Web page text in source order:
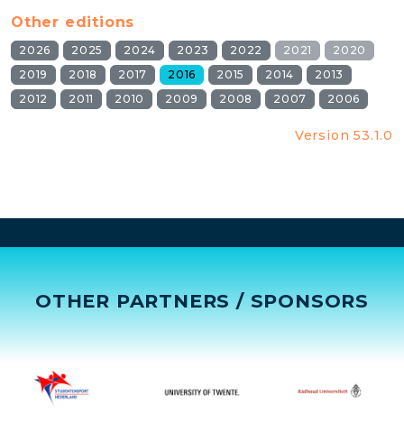
Other editions
2026 2025 2024 2023 2022 2021
2020
2019
2018 2017 2016 2015 2014
2013
2012
2011 2010 2009 2008 2007 2006
Version 53.1.0
OTHER PARTNERS / SPONSORS